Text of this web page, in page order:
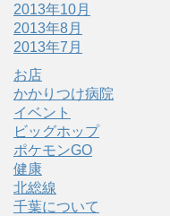
2013年10月
2013年8月
2013年7月
お店
かかりつけ病院
イベント
ビッグホップ
ポケモンGO
健康
北総線
千葉について